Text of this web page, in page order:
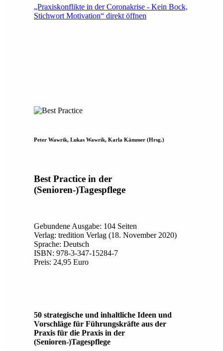
„Praxiskonflikte in der Coronakrise - Kein Bock,
Stichwort Motivation“ direkt öffnen
Peter Wawrik, Lukas Wawrik, Karla Kämmer (Hrsg.)
Best Practice in der
(Senioren-)Tagespflege
Gebundene Ausgabe: 104 Seiten
Verlag: tredition Verlag (18. November 2020)
Sprache: Deutsch
ISBN: 978-3-347-15284-7
Preis: 24,95 Euro
50 strategische und inhaltliche Ideen und
Vorschläge für Führungskräfte aus der
Praxis für die Praxis in der
(Senioren-)Tagespflege